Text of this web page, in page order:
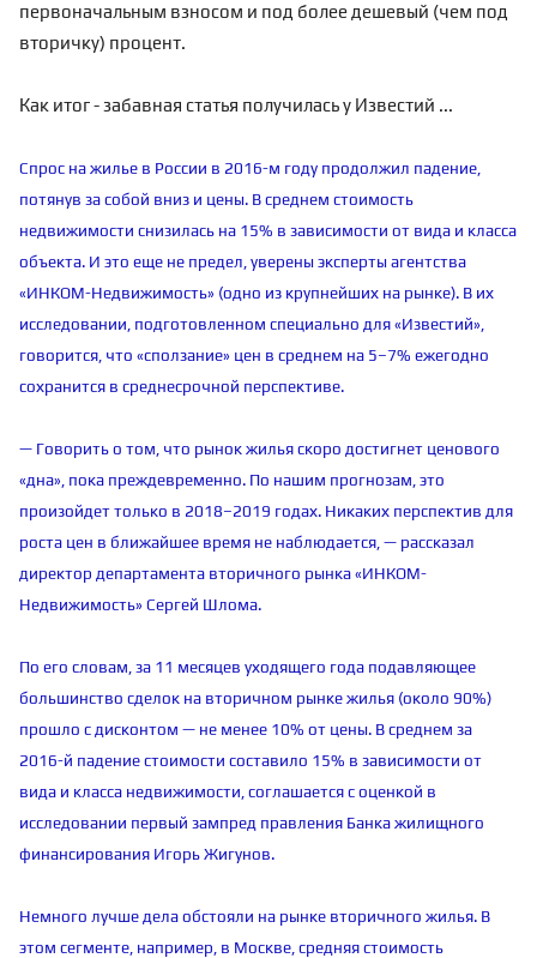
первоначальным взносом и под более дешевый (чем под
вторичку) процент.
Как итог - забавная статья получилась у Известий ...
Спрос на жилье в России в 2016-м году продолжил падение,
потянув за собой вниз и цены. В среднем стоимость
недвижимости снизилась на 15% в зависимости от вида и класса
объекта. И это еще не предел, уверены эксперты агентства
«ИНКОМ-Недвижимость» (одно из крупнейших на рынке). В их
исследовании, подготовленном специально для «Известий»,
говорится, что «сползание» цен в среднем на 5–7% ежегодно
сохранится в среднесрочной перспективе.
— Говорить о том, что рынок жилья скоро достигнет ценового
«дна», пока преждевременно. По нашим прогнозам, это
произойдет только в 2018–2019 годах. Никаких перспектив для
роста цен в ближайшее время не наблюдается, — рассказал
директор департамента вторичного рынка «ИНКОМ-
Недвижимость» Сергей Шлома.
По его словам, за 11 месяцев уходящего года подавляющее
большинство сделок на вторичном рынке жилья (около 90%)
прошло с дисконтом — не менее 10% от цены. В среднем за
2016-й падение стоимости составило 15% в зависимости от
вида и класса недвижимости, соглашается с оценкой в
исследовании первый зампред правления Банка жилищного
финансирования Игорь Жигунов.
Немного лучше дела обстояли на рынке вторичного жилья. В
этом сегменте, например, в Москве, средняя стоимость